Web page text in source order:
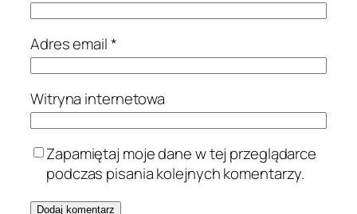
Adres email*
Witryna internetowa
Zapamiętaj moje dane w tej przeglądarce
podczas pisania kolejnych komentarzy.